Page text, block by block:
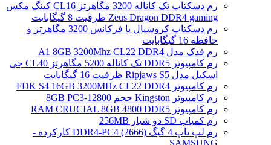
رم دسکتاپ تک کاناله 3200 مگاهرتز CL16 کینگ مکس
Zeus Dragon DDR4 gaming ظرفیت 8 گیگابایت
رم دسکتاپ کروشیال با فرکانس 3200 مگاهرتز و
حافظه 16 گیگابایت
رم فدک مدل A1 8GB 3200Mhz CL22 DDR4
رم کامپیوتر DDR5 تک کاناله 5200 مگاهرتز CL40 جی
اسکیل مدل Ripjaws S5 ظرفیت 16 گیگابایت
رم کامپیوتر FDK S4 16GB 3200MHz CL22 DDR4
رم کامپیوتر Kingston حجم 8GB PC3-12800
رم کامپیوتر RAM CRUCIAL 8GB 4800 DDR5
رم کمیاب SD دو شیار 256MB
رم لپ تاپ 4 گیگ DDR4-PC4 (2666) کارکرده -
SAMSUNG